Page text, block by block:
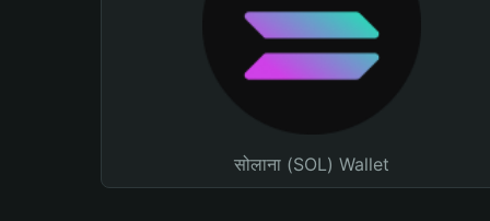
सोलाना (SOL) Wallet